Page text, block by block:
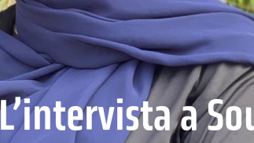
L’intervista a